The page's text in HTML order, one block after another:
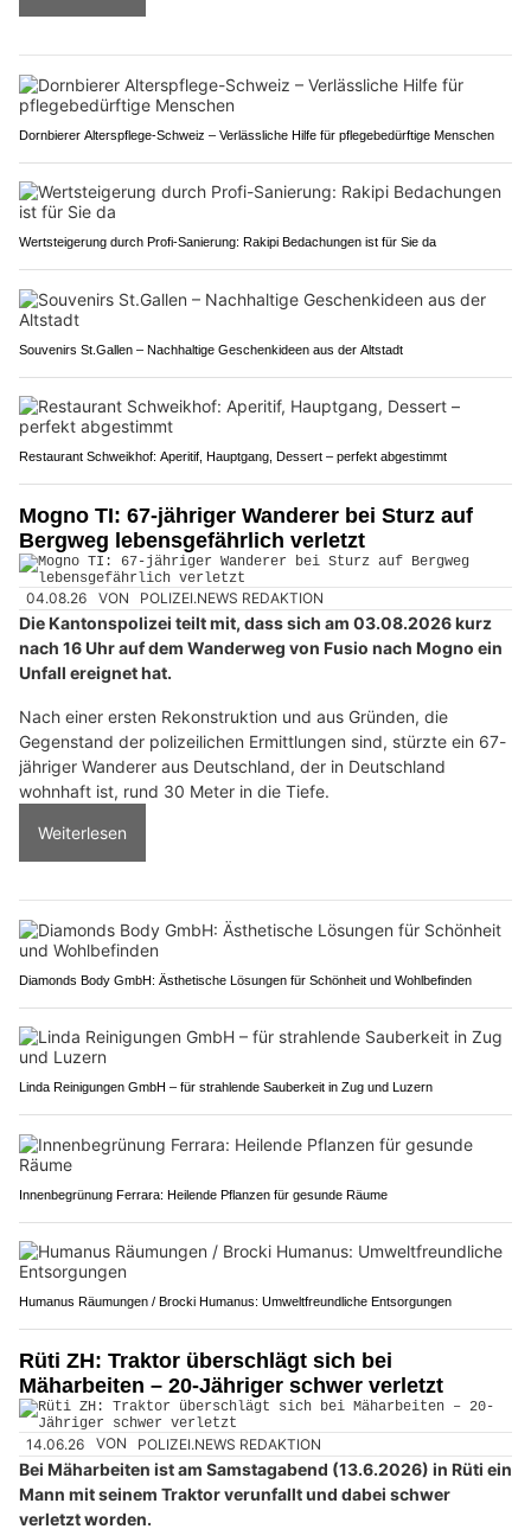
Dornbierer Alterspflege-Schweiz – Verlässliche Hilfe für pflegebedürftige Menschen
Wertsteigerung durch Profi-Sanierung: Rakipi Bedachungen ist für Sie da
Souvenirs St.Gallen – Nachhaltige Geschenkideen aus der Altstadt
Restaurant Schweikhof: Aperitif, Hauptgang, Dessert – perfekt abgestimmt
Mogno TI: 67-jähriger Wanderer bei Sturz auf
Bergweg lebensgefährlich verletzt
04.08.26 VON POLIZEI.NEWS REDAKTION
Die Kantonspolizei teilt mit, dass sich am 03.08.2026 kurz
nach 16 Uhr auf dem Wanderweg von Fusio nach Mogno ein
Unfall ereignet hat.
Nach einer ersten Rekonstruktion und aus Gründen, die
Gegenstand der polizeilichen Ermittlungen sind, stürzte ein 67-
jähriger Wanderer aus Deutschland, der in Deutschland
wohnhaft ist, rund 30 Meter in die Tiefe.
Weiterlesen
Diamonds Body GmbH: Ästhetische Lösungen für Schönheit und Wohlbefinden
Linda Reinigungen GmbH – für strahlende Sauberkeit in Zug und Luzern
Innenbegrünung Ferrara: Heilende Pflanzen für gesunde Räume
Humanus Räumungen / Brocki Humanus: Umweltfreundliche Entsorgungen
Rüti ZH: Traktor überschlägt sich bei
Mäharbeiten – 20-Jähriger schwer verletzt
14.06.26 VON POLIZEI.NEWS REDAKTION
Bei Mäharbeiten ist am Samstagabend (13.6.2026) in Rüti ein
Mann mit seinem Traktor verunfallt und dabei schwer
verletzt worden.